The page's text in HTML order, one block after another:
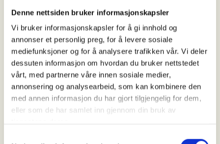
Denne nettsiden bruker informasjonskapsler
Vi bruker informasjonskapsler for å gi innhold og
annonser et personlig preg, for å levere sosiale
mediefunksjoner og for å analysere trafikken vår. Vi deler
dessuten informasjon om hvordan du bruker nettstedet
vårt, med partnerne våre innen sosiale medier,
annonsering og analysearbeid, som kan kombinere den
med annen informasjon du har gjort tilgjengelig for dem,
eller som de har samlet inn gjennom din bruk av
Jenter og damer har førsterett.
Du må ta med 15 brukte patroner. De SKAL være
brukt av den rifla du skal skyte med. De skal kun
være brukt en gang og må være av god kvalitet.
Spørsmål om kurset, ta kontakt med Øystein
97152314.